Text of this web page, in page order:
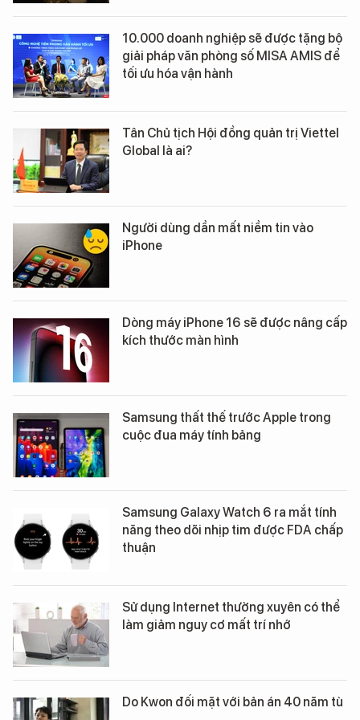
10.000 doanh nghiệp sẽ được tặng bộ
giải pháp văn phòng số MISA AMIS để
tối ưu hóa vận hành
Tân Chủ tịch Hội đồng quản trị Viettel
Global là ai?
Người dùng dần mất niềm tin vào
iPhone
Dòng máy iPhone 16 sẽ được nâng cấp
kích thước màn hình
Samsung thất thế trước Apple trong
cuộc đua máy tính bảng
Samsung Galaxy Watch 6 ra mắt tính
năng theo dõi nhịp tim được FDA chấp
thuận
Sử dụng Internet thường xuyên có thể
làm giảm nguy cơ mất trí nhớ
Do Kwon đối mặt với bản án 40 năm tù